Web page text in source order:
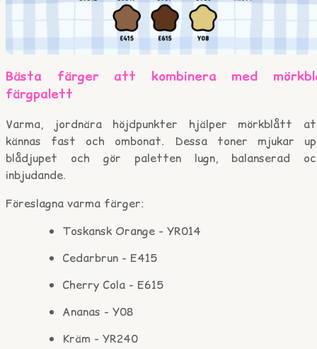
Bästa färger att kombinera med
färgpalett
Varma, jordnära höjdpunkter hjälper mörkblått
kännas fast och ombonat. Dessa toner mjukar
blådjupet och gör paletten lugn, balanserad
inbjudande.
Föreslagna varma färger:
Toskansk Orange - YR014
Cedarbrun - E415
Cherry Cola - E615
Ananas - Y08
Kräm - YR240